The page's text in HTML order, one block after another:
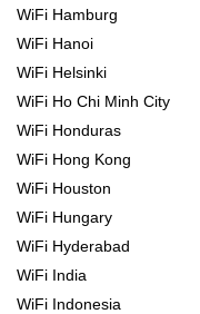
WiFi Hamburg
WiFi Hanoi
WiFi Helsinki
WiFi Ho Chi Minh City
WiFi Honduras
WiFi Hong Kong
WiFi Houston
WiFi Hungary
WiFi Hyderabad
WiFi India
WiFi Indonesia